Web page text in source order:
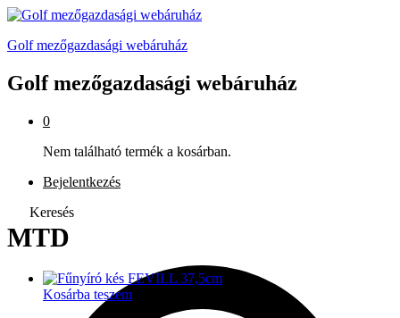
Golf mezőgazdasági webáruház
Golf mezőgazdasági webáruház
0
Nem található termék a kosárban.
Bejelentkezés
Keresés
MTD
Kosárba teszem